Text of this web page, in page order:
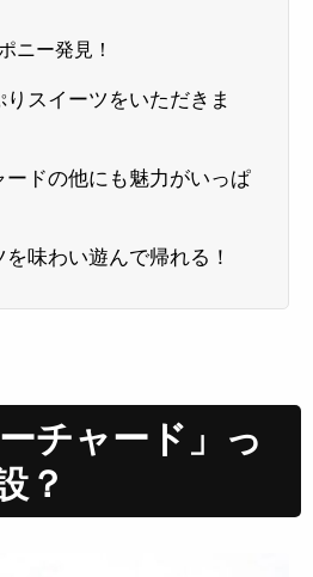
ニー発見！
スイーツをいただきま
ードの他にも魅力がいっぱ
味わい遊んで帰れる！
チャード」っ
？